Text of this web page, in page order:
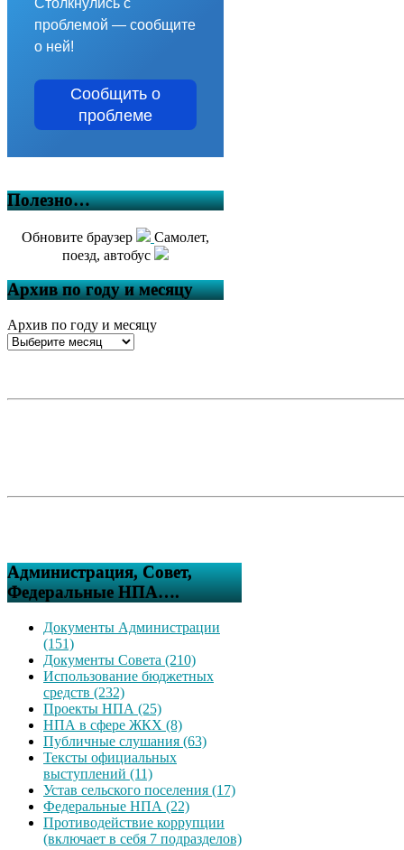
Столкнулись с
проблемой — сообщите
о ней!
Сообщить о
проблеме
Полезно…
Обновите браузер
Самолет,
поезд, автобус
Архив по году и месяцу
Архив по году и месяцу
Администрация, Совет,
Федеральные НПА….
Документы Администрации
(151)
Документы Совета (210)
Использование бюджетных
средств (232)
Проекты НПА (25)
НПА в сфере ЖКХ (8)
Публичные слушания (63)
Тексты официальных
выступлений (11)
Устав сельского поселения (17)
Федеральные НПА (22)
Противодействие коррупции
(включает в себя 7 подразделов)